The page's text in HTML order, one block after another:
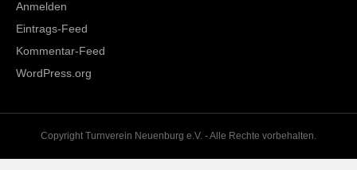
Anmelden
Eintrags-Feed
Kommentar-Feed
WordPress.org
Copyright Turnverein Neuenburg e.V. - Alle Rechte vorbehalten.